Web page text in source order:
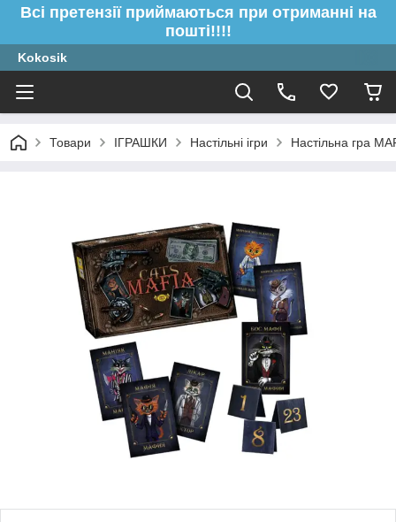
Всі претензії приймаються при отриманні на
пошті!!!!
Kokosik
Товари ІГРАШКИ Настільні ігри Настільна гра